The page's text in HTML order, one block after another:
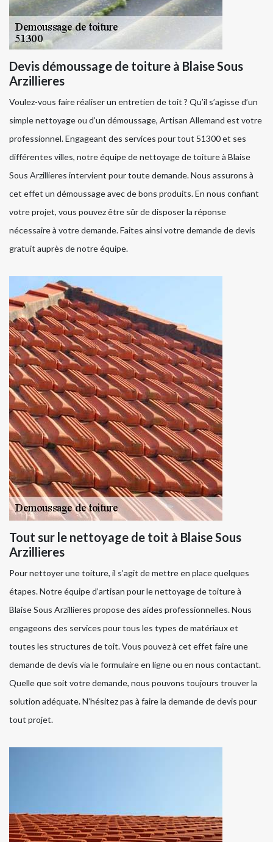
Devis démoussage de toiture à Blaise Sous
Arzillieres
Voulez-vous faire réaliser un entretien de toit ? Qu’il s’agisse d’un
simple nettoyage ou d’un démoussage, Artisan Allemand est votre
professionnel. Engageant des services pour tout 51300 et ses
différentes villes, notre équipe de nettoyage de toiture à Blaise
Sous Arzillieres intervient pour toute demande. Nous assurons à
cet effet un démoussage avec de bons produits. En nous confiant
votre projet, vous pouvez être sûr de disposer la réponse
nécessaire à votre demande. Faites ainsi votre demande de devis
gratuit auprès de notre équipe.
Tout sur le nettoyage de toit à Blaise Sous
Arzillieres
Pour nettoyer une toiture, il s’agit de mettre en place quelques
étapes. Notre équipe d’artisan pour le nettoyage de toiture à
Blaise Sous Arzillieres propose des aides professionnelles. Nous
engageons des services pour tous les types de matériaux et
toutes les structures de toit. Vous pouvez à cet effet faire une
demande de devis via le formulaire en ligne ou en nous contactant.
Quelle que soit votre demande, nous pouvons toujours trouver la
solution adéquate. N’hésitez pas à faire la demande de devis pour
tout projet.